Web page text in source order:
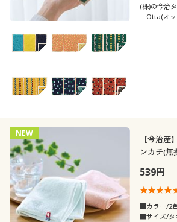
(株)の今治
「Otta(オ
NEW
【今治
ンカチ(無
539円
■カラー/2
■サイズ/タ